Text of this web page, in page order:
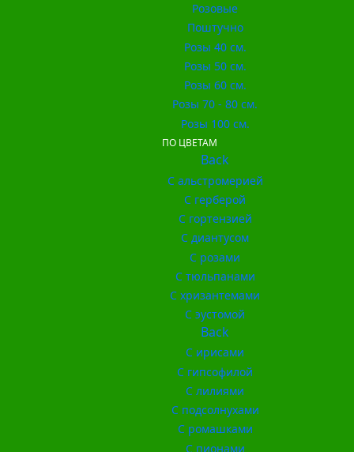
Розовые
Поштучно
Розы 40 см.
Розы 50 см.
Розы 60 см.
Розы 70 - 80 см.
Розы 100 см.
ПО ЦВЕТАМ
Back
С альстромерией
С герберой
С гортензией
С диантусом
С розами
С тюльпанами
С хризантемами
С эустомой
Back
С ирисами
С гипсофилой
С лилиями
С подсолнухами
С ромашками
С пионами